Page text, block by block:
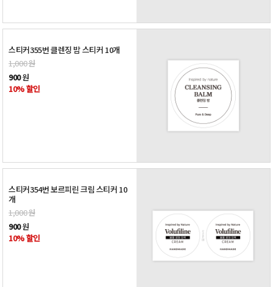
스티커355번 클렌징 밤 스티커 10개
1,000원
900원
10% 할인
스티커354번 보르피린 크림 스티커 10
개
1,000원
900원
10% 할인